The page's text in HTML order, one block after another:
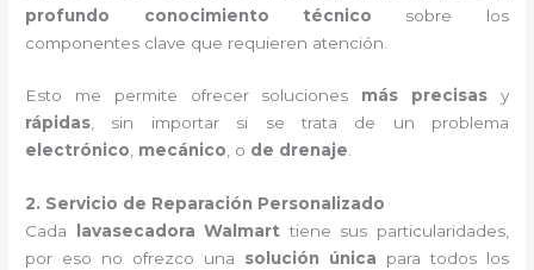
profundo conocimiento técnico sobre los
componentes clave que requieren atención.
Esto me permite ofrecer soluciones más precisas y
rápidas, sin importar si se trata de un problema
electrónico, mecánico, o de drenaje.
2. Servicio de Reparación Personalizado
Cada
lavasecadora Walmart tiene sus particularidades,
por eso no ofrezco una solución única para todos los